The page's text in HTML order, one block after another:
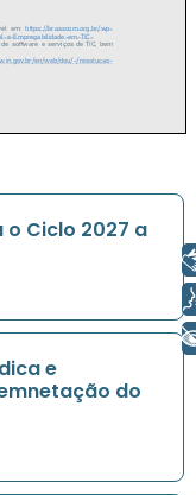
Ciclo 2027 a
e
do